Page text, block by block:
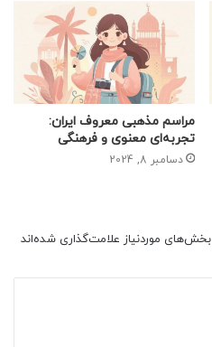
مراسم مذهبی معروف ایران:
تجربه‌ای معنوی و فرهنگی
دسامبر 8, 2024
بخش‌های موردنیاز علامت‌گذاری شده‌اند